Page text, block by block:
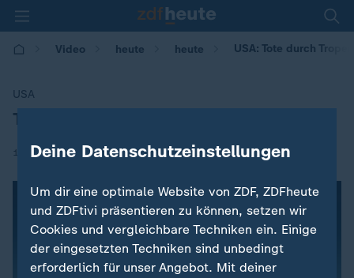
Video heute heute USA: Tote durch
USA
:
Tote durch Tropensturm „Florence“
15.09.2018 | 15:43
Deine Datenschutzeinstellungen
Um dir eine optimale Website von ZDF, ZDFheute
und ZDFtivi präsentieren zu können, setzen wir
Cookies und vergleichbare Techniken ein. Einige
der eingesetzten Techniken sind unbedingt
erforderlich für unser Angebot. Mit deiner